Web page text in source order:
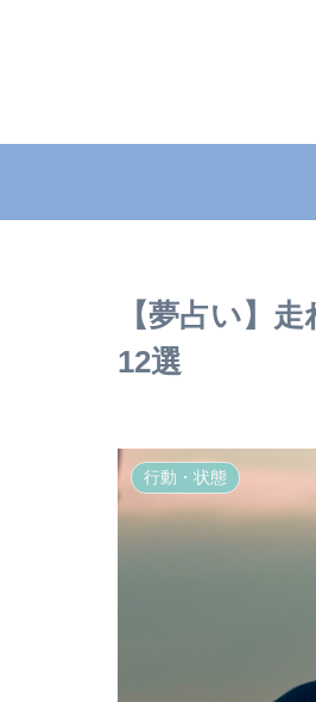
【夢占い】
12選
行動・状態